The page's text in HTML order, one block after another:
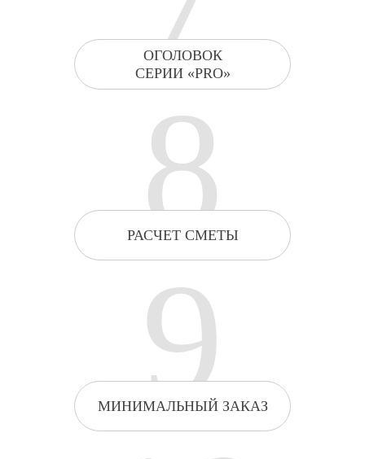
ОГОЛОВОК
СЕРИИ «PRO»
8
РАСЧЕТ СМЕТЫ
9
МИНИМАЛЬНЫЙ ЗАКАЗ